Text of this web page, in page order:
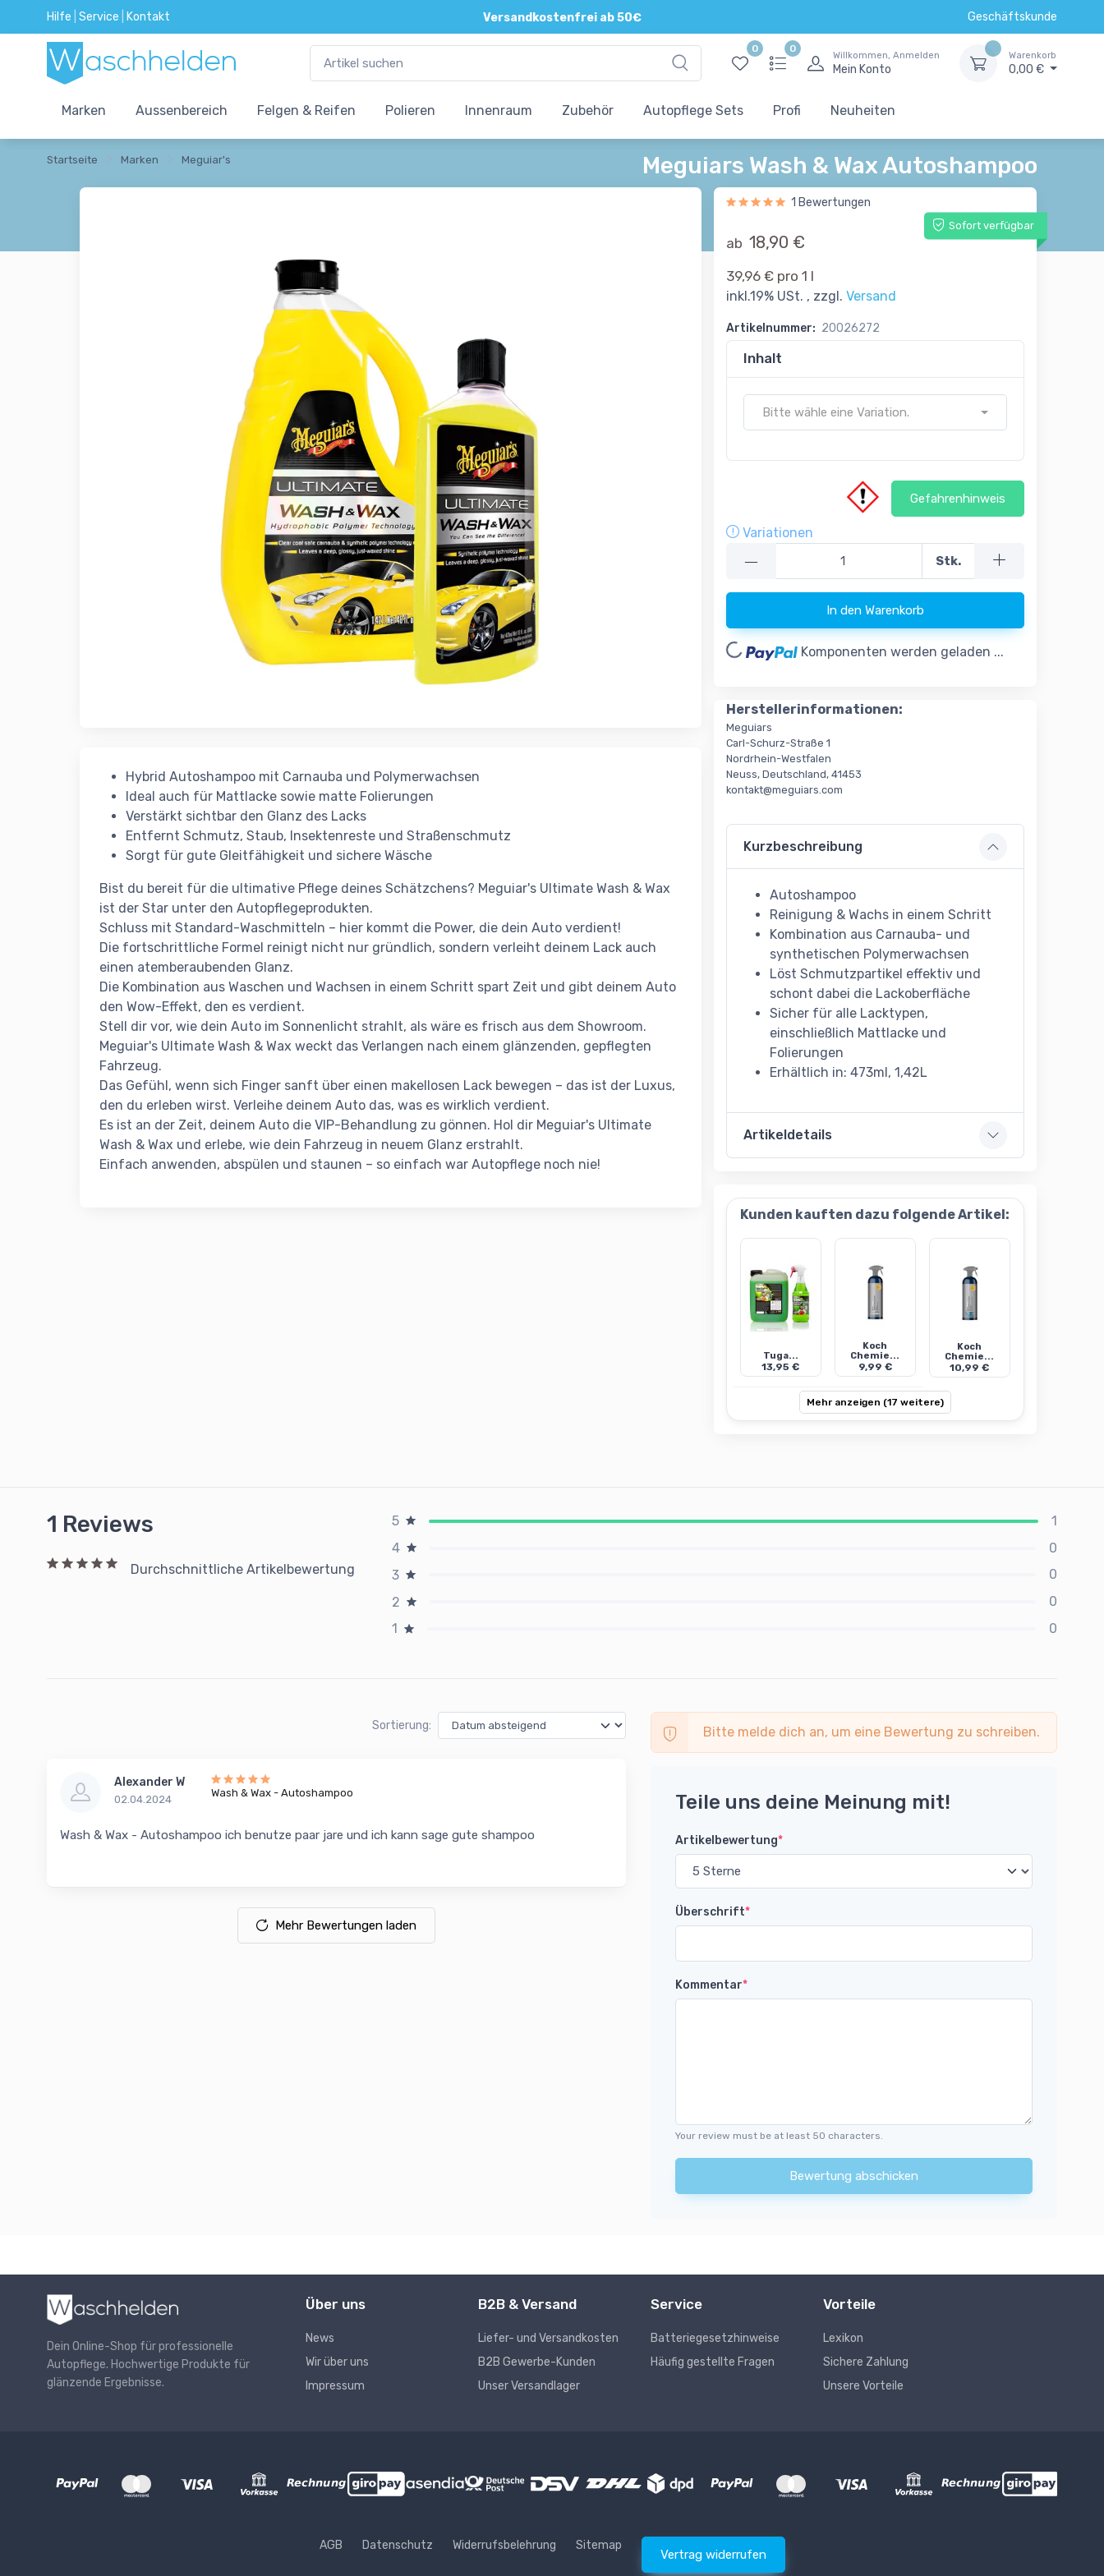
Hilfe Service Kontakt Versandkostenfrei ab 50€
Direkte und persönliche Beratung Geschäftskunde
0 0
Willkommen, Anmelden
Mein Konto
Warenkorb
0,00 €
Marken Aussenbereich Felgen & Reifen Polieren Innenraum Zubehör Autopflege Sets Profi Neuheiten
Startseite Marken Meguiar's Meguiars Wash & Wax Autoshampoo
Hybrid Autoshampoo mit Carnauba und Polymerwachsen
Ideal auch für Mattlacke sowie matte Folierungen
Verstärkt sichtbar den Glanz des Lacks
Entfernt Schmutz, Staub, Insektenreste und Straßenschmutz
Sorgt für gute Gleitfähigkeit und sichere Wäsche
Bist du bereit für die ultimative Pflege deines Schätzchens? Meguiar's Ultimate Wash & Wax
ist der Star unter den Autopflegeprodukten.
Schluss mit Standard-Waschmitteln – hier kommt die Power, die dein Auto verdient!
Die fortschrittliche Formel reinigt nicht nur gründlich, sondern verleiht deinem Lack auch
einen atemberaubenden Glanz.
Die Kombination aus Waschen und Wachsen in einem Schritt spart Zeit und gibt deinem Auto
den Wow-Effekt, den es verdient.
Stell dir vor, wie dein Auto im Sonnenlicht strahlt, als wäre es frisch aus dem Showroom.
Meguiar's Ultimate Wash & Wax weckt das Verlangen nach einem glänzenden, gepflegten
Fahrzeug.
Das Gefühl, wenn sich Finger sanft über einen makellosen Lack bewegen – das ist der Luxus,
den du erleben wirst. Verleihe deinem Auto das, was es wirklich verdient.
Es ist an der Zeit, deinem Auto die VIP-Behandlung zu gönnen. Hol dir Meguiar's Ultimate
Wash & Wax und erlebe, wie dein Fahrzeug in neuem Glanz erstrahlt.
Einfach anwenden, abspülen und staunen – so einfach war Autopflege noch nie!
1 Bewertungen
Sofort verfügbar
ab 18,90 €
39,96 € pro 1 l
inkl.19% USt. , zzgl. Versand
Artikelnummer: 20026272
Inhalt
Bitte wähle eine Variation.
Gefahrenhinweis
Variationen
— Stk.
In den Warenkorb
Loading... Komponenten werden geladen ...
Herstellerinformationen:
Meguiars
Carl-Schurz-Straße 1
Nordrhein-Westfalen
Neuss, Deutschland, 41453
kontakt@meguiars.com
Kurzbeschreibung
Autoshampoo
Reinigung & Wachs in einem Schritt
Kombination aus Carnauba- und
synthetischen Polymerwachsen
Löst Schmutzpartikel effektiv und
schont dabei die Lackoberfläche
Sicher für alle Lacktypen,
einschließlich Mattlacke und
Folierungen
Erhältlich in: 473ml, 1,42L
Artikeldetails
Kunden kauften dazu folgende Artikel:
Tuga...
13,95 €
Koch
Chemie...
9,99 €
Koch
Chemie...
10,99 €
Mehr anzeigen (17 weitere)
1 Reviews
Durchschnittliche Artikelbewertung
5
1
4
0
3
0
2
0
1
0
Sortierung:
Alexander W
02.04.2024
Wash & Wax - Autoshampoo
Wash & Wax - Autoshampoo ich benutze paar jare und ich kann sage gute shampoo
Mehr Bewertungen laden
Bitte melde dich an, um eine Bewertung zu schreiben.
Teile uns deine Meinung mit!
Artikelbewertung*
Überschrift*
Kommentar*
Your review must be at least 50 characters.
Bewertung abschicken
Dein Online-Shop für professionelle
Autopflege. Hochwertige Produkte für
glänzende Ergebnisse.
Über uns
News
Wir über uns
Impressum
B2B & Versand
Liefer- und Versandkosten
B2B Gewerbe-Kunden
Unser Versandlager
Service
Batteriegesetzhinweise
Häufig gestellte Fragen
Vorteile
Lexikon
Sichere Zahlung
Unsere Vorteile
AGB Datenschutz Widerrufsbelehrung Sitemap
Vertrag widerrufen